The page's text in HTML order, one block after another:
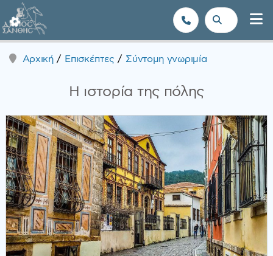
Δήμος Ξάνθης - Επίσημη
Αρχική Επισκέπτες Σύντομη γνωριμία
Η ιστορία της πόλης